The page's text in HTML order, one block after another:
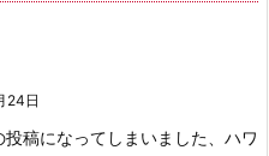
24日
投稿になってしまいました、ハワ